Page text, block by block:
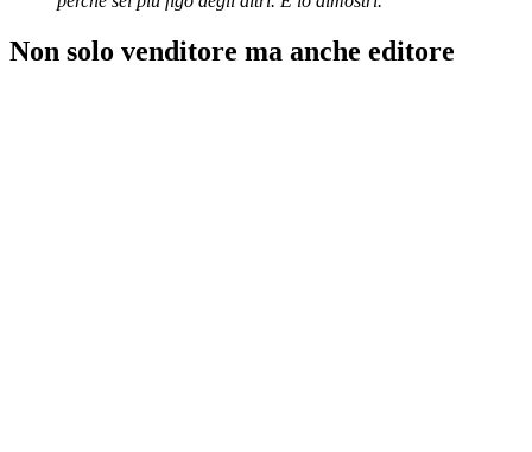
Non solo venditore ma anche editore